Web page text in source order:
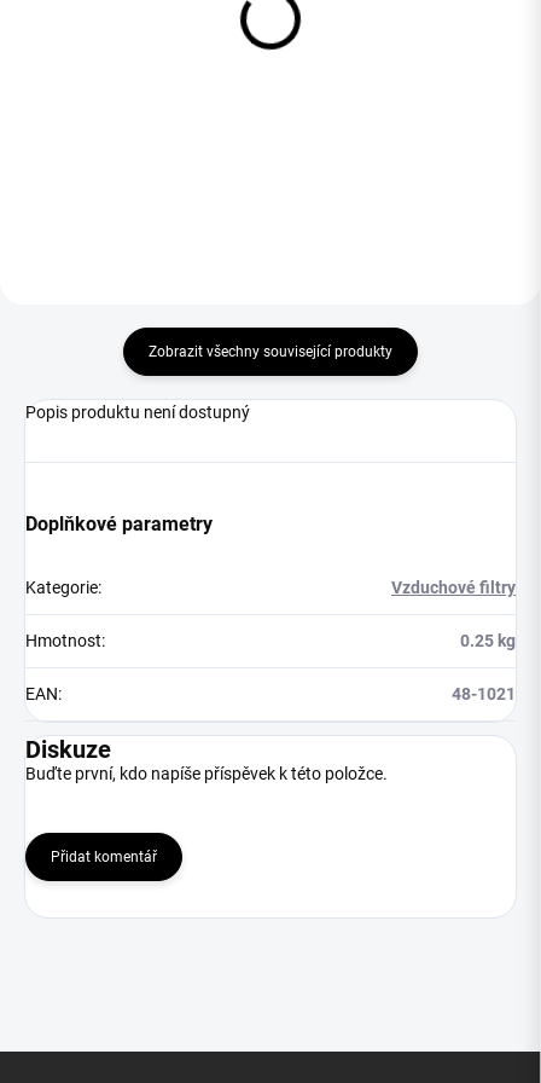
Vzduchových Filtrů – 5 L
Zobrazit všechny související produkty
Popis produktu není dostupný
Doplňkové parametry
Kategorie: Vzduchové filtry
Hmotnost: 0.25 kg
EAN: 48-1021
Diskuze
Buďte první, kdo napíše příspěvek k této položce.
Přidat komentář